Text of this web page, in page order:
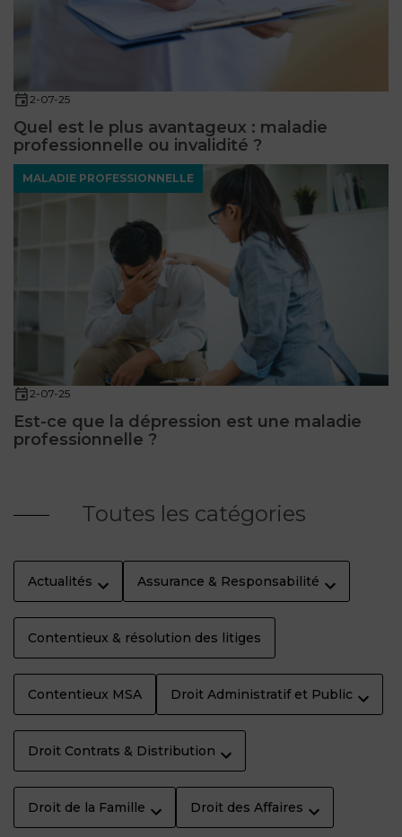
2-07-25
Quel est le plus avantageux : maladie
professionnelle ou invalidité ?
MALADIE PROFESSIONNELLE
2-07-25
Est-ce que la dépression est une maladie
professionnelle ?
Toutes les catégories
Actualités Assurance & Responsabilité
Contentieux & résolution des litiges
Contentieux MSA Droit Administratif et Public
Droit Contrats & Distribution
Droit de la Famille Droit des Affaires